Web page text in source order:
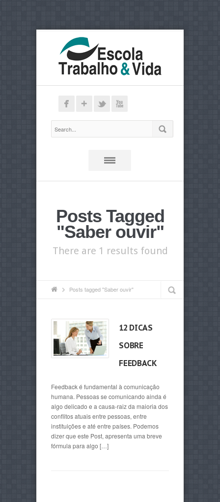
Posts Tagged
"Saber ouvir"
There are 1 results found
Posts tagged "Saber ouvir"
12 DICAS
SOBRE
FEEDBACK
Feedback é fundamental à comunicação
humana. Pessoas se comunicando ainda é
algo delicado e a causa-raiz da maioria dos
conflitos atuais entre pessoas, entre
instituições e até entre países. Podemos
dizer que este Post, apresenta uma breve
fórmula para algo […]